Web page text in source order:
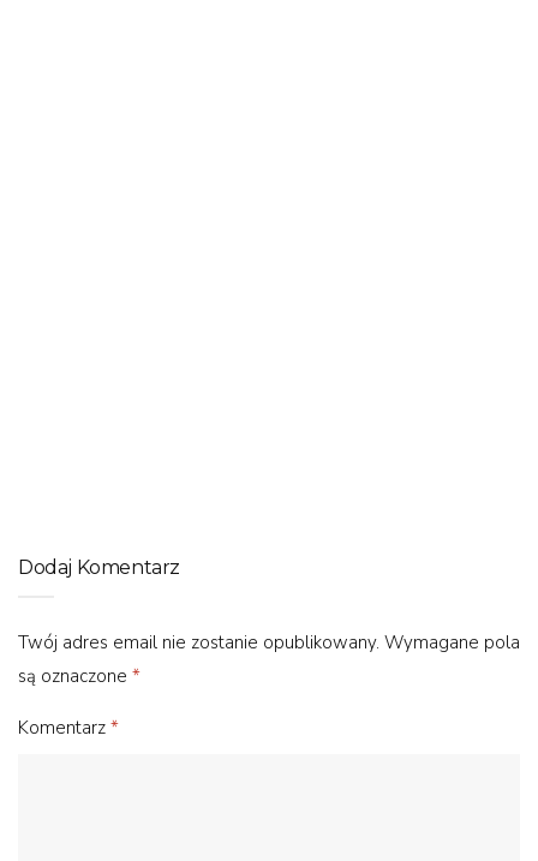
Dodaj Komentarz
Twój adres email nie zostanie opublikowany. Wymagane pola
są oznaczone *
Komentarz *